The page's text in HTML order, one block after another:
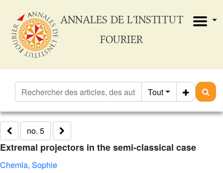
ANNALES DE L'INSTITUT
FOURIER
Tout
no. 5
Extremal projectors in the semi-classical case
Chemla, Sophie